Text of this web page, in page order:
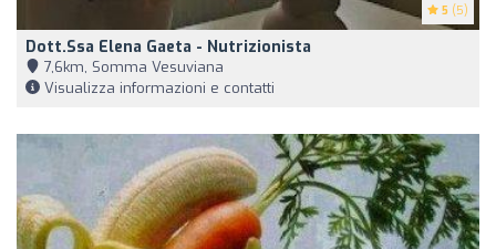
5 (5)
Dott.ssa Elena Gaeta - Nutrizionista
7,6km, Somma Vesuviana
Visualizza informazioni e contatti